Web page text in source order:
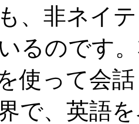
、非ネイ
るのです
使って会
で、英語